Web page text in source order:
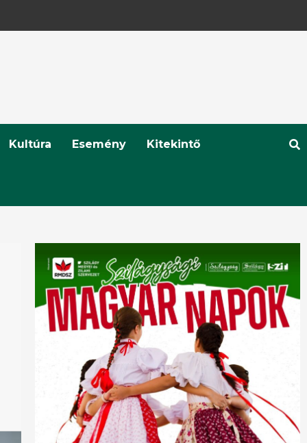
Kultúra Esemény Kitekintő